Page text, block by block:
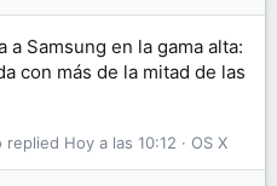
a Samsung en la gama alta:
con más de la mitad de las
OS X
Hoy a las 10:12